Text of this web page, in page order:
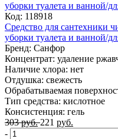
Код: 118918
Средство для сантехники
уборки туалета и ванной/
Бренд: Санфор
Концентрат: удаление
Наличие хлора: нет
Отдушка: свежесть
Обрабатываемая
Тип средства: кислотное
Консистенция: гель
303руб. 221 руб.
-